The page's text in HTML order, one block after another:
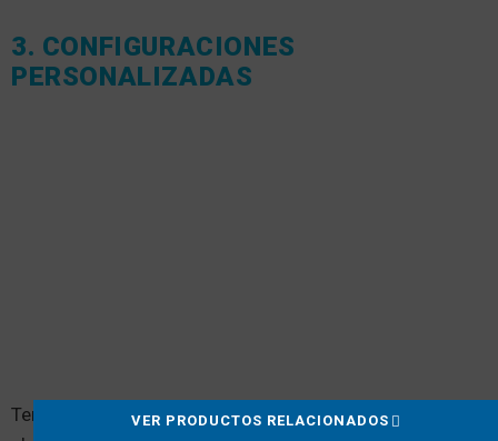
3. CONFIGURACIONES
PERSONALIZADAS
Tener un muelle flotante personal significa que puede
VER PRODUCTOS RELACIONADOS